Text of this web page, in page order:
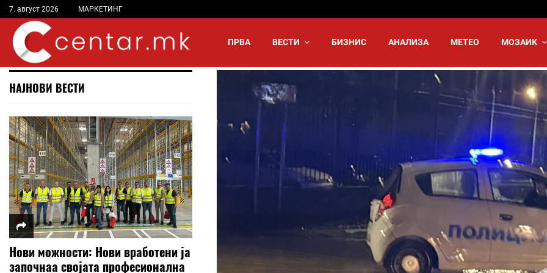
7. август 2026 МАРКЕТИНГ
ПРВА ВЕСТИ БИЗНИС АНАЛИЗА МЕТЕО МОЗАИК
НАЈНОВИ ВЕСТИ
Нови можности: Нови вработени ја
започнаа својата професионална